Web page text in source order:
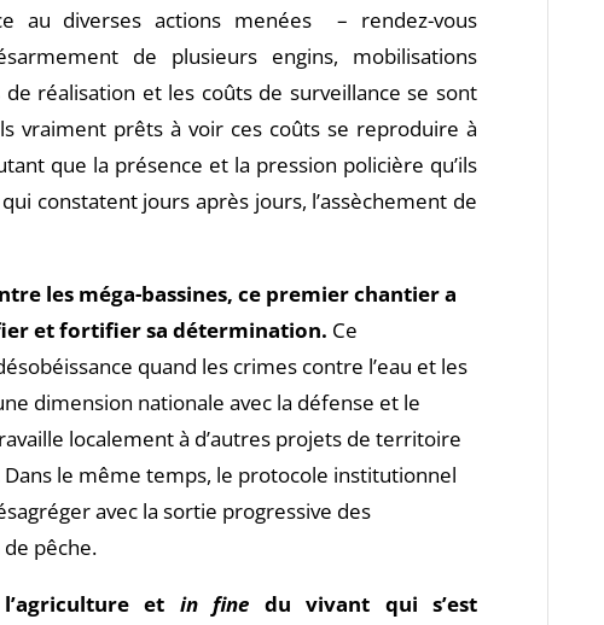
au diverses actions menées – rendez-vous
de plusieurs engins, mobilisations
réalisation et les coûts de surveillance se sont
vraiment prêts à voir ces coûts se reproduire à
que la présence et la pression policière qu’ils
constatent jours après jours, l’assèchement de
les méga-bassines, ce premier chantier a
et fortifier sa détermination. Ce
quand les crimes contre l’eau et les
dimension nationale avec la défense et le
localement à d’autres projets de territoire
le même temps, le protocole institutionnel
avec la sortie progressive des
pêche.
et in fine du vivant qui s’est